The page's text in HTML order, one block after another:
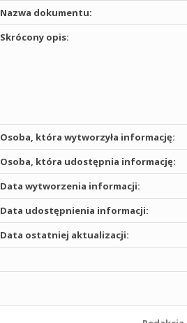
Nazwa dokumentu:
Skrócony opis:
Osoba, która wytworzyła informację:
Osoba, która udostępnia informację:
Data wytworzenia informacji:
Data udostępnienia informacji:
Data ostatniej aktualizacji: